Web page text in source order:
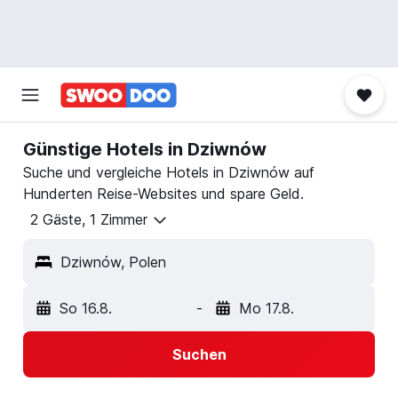
Günstige Hotels in Dziwnów
Suche und vergleiche Hotels in Dziwnów auf
Hunderten Reise-Websites und spare Geld.
2 Gäste, 1 Zimmer
Dziwnów, Polen
So 16.8. - Mo 17.8.
Suchen